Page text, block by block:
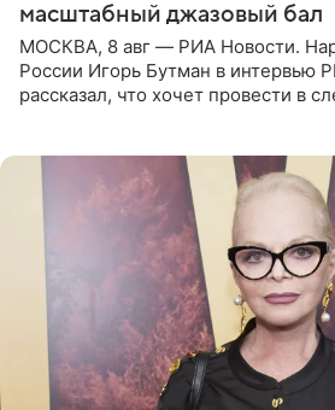
масштабный джазовый бал
МОСКВА, 8 авг — РИА Новости.
России Игорь Бутман в интервью
рассказал, что хочет провести в